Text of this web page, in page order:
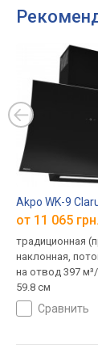
Akpo WK-9
от 11 065 грн.
традиционная
наклонная,
на отвод 397
59.8 см
сравнить